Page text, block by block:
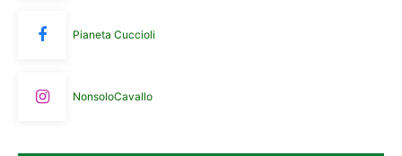
Pianeta Cuccioli
NonsoloCavallo